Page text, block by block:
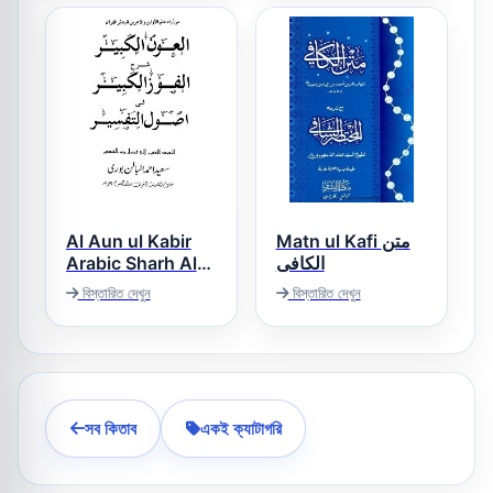
Al Aun ul Kabir
Arabic Sharh Al
Faozul Kabir العون
الکبیر عربی شرح
الفوز الکبیر
বিস্তারিত দেখুন
Matn ul Kafi متن
الکافی
বিস্তারিত দেখুন
সব কিতাব একই ক্যাটাগরি